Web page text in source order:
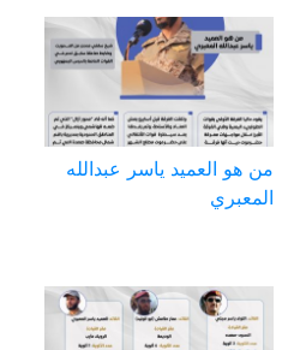
من هو العميد ياسر عبدالله
المعبري